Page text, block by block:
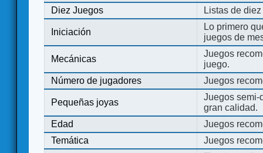
Diez Juegos
Listas de
Iniciación
Lo primero
juegos de
Mecánicas
Juegos
juego.
Número de jugadores
Juegos
Pequeñas joyas
Juegos semi-
gran calidad.
Edad
Juegos
Temática
Juegos